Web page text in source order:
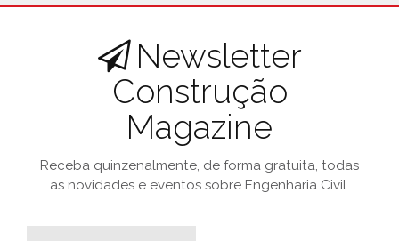
Newsletter
Construção
Magazine
Receba quinzenalmente, de forma gratuita, todas
as novidades e eventos sobre Engenharia Civil.